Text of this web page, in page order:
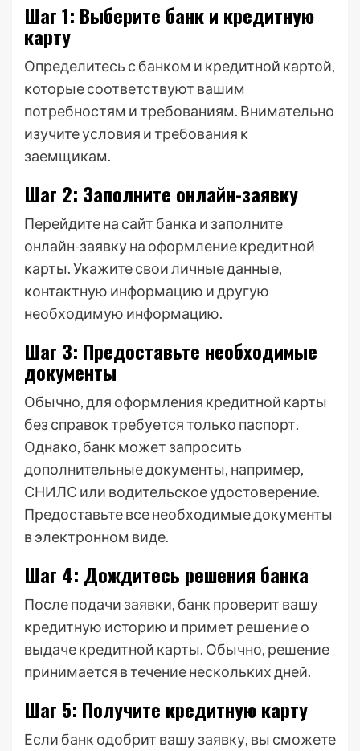
Шаг 1: Выберите банк и кредитную
карту
Определитесь с банком и кредитной картой,
которые соответствуют вашим
потребностям и требованиям. Внимательно
изучите условия и требования к
заемщикам.
Шаг 2: Заполните онлайн-заявку
Перейдите на сайт банка и заполните
онлайн-заявку на оформление кредитной
карты. Укажите свои личные данные,
контактную информацию и другую
необходимую информацию.
Шаг 3: Предоставьте необходимые
документы
Обычно, для оформления кредитной карты
без справок требуется только паспорт.
Однако, банк может запросить
дополнительные документы, например,
СНИЛС или водительское удостоверение.
Предоставьте все необходимые документы
в электронном виде.
Шаг 4: Дождитесь решения банка
После подачи заявки, банк проверит вашу
кредитную историю и примет решение о
выдаче кредитной карты. Обычно, решение
принимается в течение нескольких дней.
Шаг 5: Получите кредитную карту
Если банк одобрит вашу заявку, вы сможете